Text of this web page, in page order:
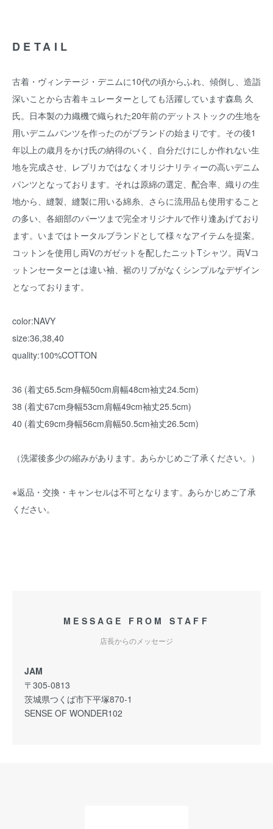
DETAIL
古着・ヴィンテージ・デニムに10代の頃からふれ、傾倒し、造詣
深いことから古着キュレーターとしても活躍しています森島 久
氏。日本製の力織機で織られた20年前のデットストックの生地を
用いデニムパンツを作ったのがブランドの始まりです。その後1
年以上の歳月をかけ氏の納得のいく、自分だけにしか作れない生
地を完成させ、レプリカではなくオリジナリティーの高いデニム
パンツとなっております。それは原綿の選定、配合率、織りの生
地から、縫製、縫製に用いる綿糸、さらに流用品も使用すること
の多い、各細部のパーツまで完全オリジナルで作り逢あげており
ます。いまではトータルブランドとして様々なアイテムを提案。
コットンを使用し両Vのガゼットを配したニットTシャツ。両Vコ
ットンセーターとは違い袖、裾のリブがなくシンプルなデザイン
となっております。
color:NAVY
size:36,38,40
quality:100%COTTON
36 (着丈65.5cm身幅50cm肩幅48cm袖丈24.5cm)
38 (着丈67cm身幅53cm肩幅49cm袖丈25.5cm)
40 (着丈69cm身幅56cm肩幅50.5cm袖丈26.5cm)
（洗濯後多少の縮みがあります。あらかじめご了承ください。）
※返品・交換・キャンセルは不可となります。あらかじめご了承
ください。
MESSAGE FROM STAFF
店長からのメッセージ
JAM
〒305-0813
茨城県つくば市下平塚870-1
SENSE OF WONDER102